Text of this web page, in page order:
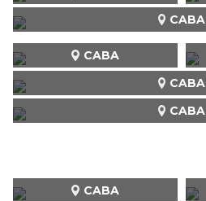
CABA
CABA
CABA
CABA
CABA